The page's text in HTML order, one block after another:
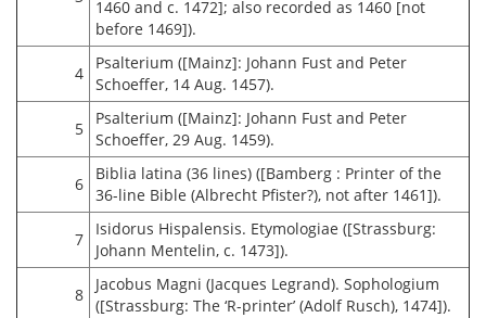
1460 and c. 1472]; also recorded as 1460 [not
before 1469]).
4
Psalterium ([Mainz]: Johann Fust and Peter
Schoeffer, 14 Aug. 1457).
5
Psalterium ([Mainz]: Johann Fust and Peter
Schoeffer, 29 Aug. 1459).
6
Biblia latina (36 lines) ([Bamberg : Printer of the
36-line Bible (Albrecht Pfister?), not after 1461]).
7
Isidorus Hispalensis. Etymologiae ([Strassburg:
Johann Mentelin, c. 1473]).
8
Jacobus Magni (Jacques Legrand). Sophologium
([Strassburg: The ‘R-printer’ (Adolf Rusch), 1474]).